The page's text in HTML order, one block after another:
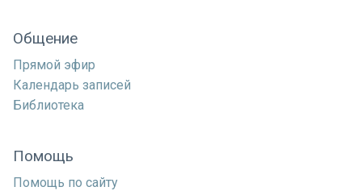
Общение
Прямой эфир
Календарь записей
Библиотека
Помощь
Помощь по сайту